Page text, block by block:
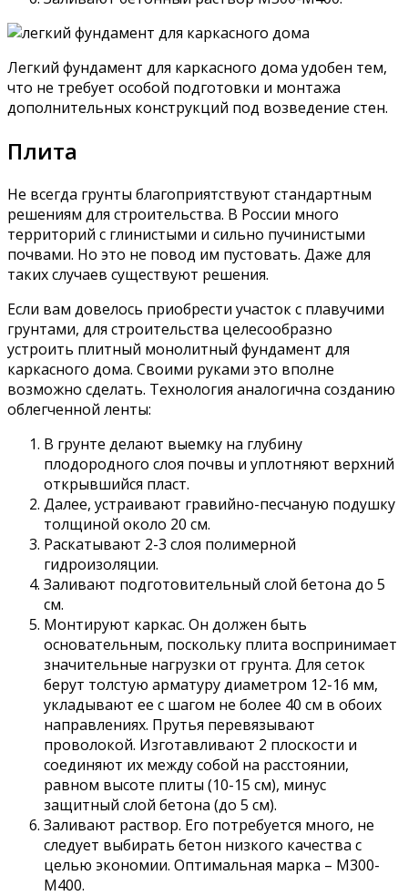
Легкий фундамент для каркасного дома удобен тем,
что не требует особой подготовки и монтажа
дополнительных конструкций под возведение стен.
Плита
Не всегда грунты благоприятствуют стандартным
решениям для строительства. В России много
территорий с глинистыми и сильно пучинистыми
почвами. Но это не повод им пустовать. Даже для
таких случаев существуют решения.
Если вам довелось приобрести участок с плавучими
грунтами, для строительства целесообразно
устроить плитный монолитный фундамент для
каркасного дома. Своими руками это вполне
возможно сделать. Технология аналогична созданию
облегченной ленты:
В грунте делают выемку на глубину
плодородного слоя почвы и уплотняют верхний
открывшийся пласт.
Далее, устраивают гравийно-песчаную подушку
толщиной около 20 см.
Раскатывают 2-3 слоя полимерной
гидроизоляции.
Заливают подготовительный слой бетона до 5
см.
Монтируют каркас. Он должен быть
основательным, поскольку плита воспринимает
значительные нагрузки от грунта. Для сеток
берут толстую арматуру диаметром 12-16 мм,
укладывают ее с шагом не более 40 см в обоих
направлениях. Прутья перевязывают
проволокой. Изготавливают 2 плоскости и
соединяют их между собой на расстоянии,
равном высоте плиты (10-15 см), минус
защитный слой бетона (до 5 см).
Заливают раствор. Его потребуется много, не
следует выбирать бетон низкого качества с
целью экономии. Оптимальная марка – М300-
М400.